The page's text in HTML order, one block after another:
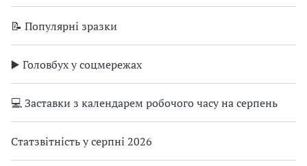
📝 Популярні зразки
▶️ Головбух у соцмережах
💻 Заставки з календарем робочого часу на серпень
Статзвітність у серпні 2026